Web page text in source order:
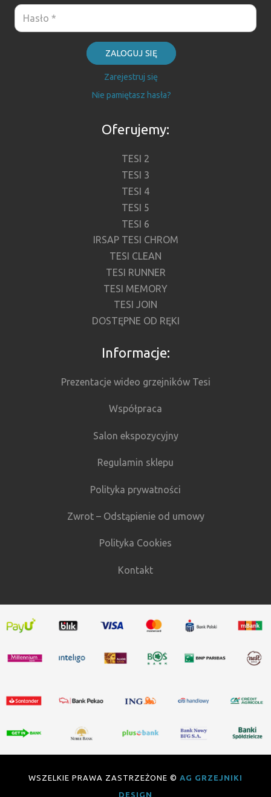
ZALOGUJ SIĘ
Zarejestruj się
Nie pamiętasz hasła?
Oferujemy:
TESI 2
TESI 3
TESI 4
TESI 5
TESI 6
IRSAP TESI CHROM
TESI CLEAN
TESI RUNNER
TESI MEMORY
TESI JOIN
DOSTĘPNE OD RĘKI
Informacje:
Prezentacje wideo grzejników Tesi
Współpraca
Salon ekspozycyjny
Regulamin sklepu
Polityka prywatności
Zwrot – Odstąpienie od umowy
Polityka Cookies
Kontakt
WSZELKIE PRAWA ZASTRZEŻONE © AG GRZEJNIKI
DESIGN